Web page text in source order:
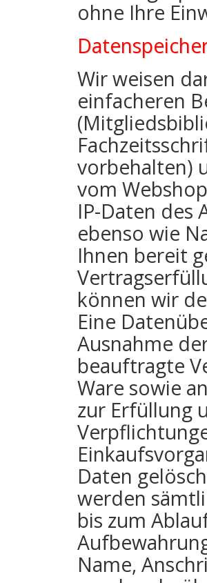
ohne Ihre
Wir weisen
einfacheren
vorbehalten)
vom
IP-Daten des
ebenso wie
Ihnen bereit
können wir
Eine
Ausnahme
beauftragte
Ware sowie
zur Erfüllung
Daten
werden
bis zum
Name,